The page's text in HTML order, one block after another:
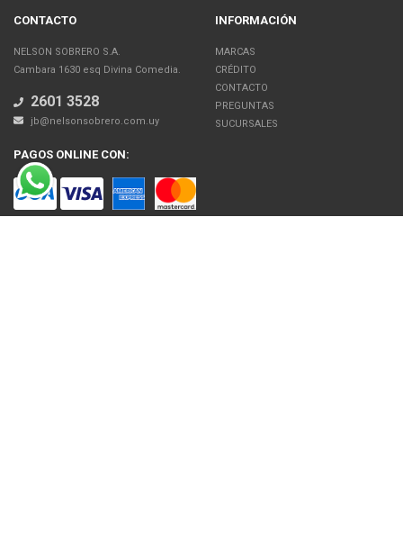
CONTACTO
NELSON SOBRERO S.A.
Cambara 1630 esq Divina Comedia.
2601 3528
jb@nelsonsobrero.com.uy
INFORMACIÓN
MARCAS
CRÉDITO
CONTACTO
PREGUNTAS
SUCURSALES
PAGOS ONLINE CON: